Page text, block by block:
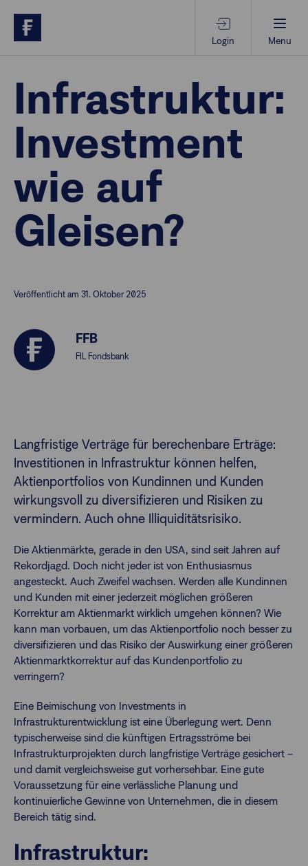
Login Menu
Beratungs-Tools
Anlagethemen
Anlagestrategien
Geschäftserfolg
Finanzberatende
Kontakt
Login
Infrastruktur:
Investment
wie auf
Gleisen?
Veröffentlicht am 31. Oktober 2025
FFB
FIL Fondsbank
Langfristige Verträge für berechenbare Erträge:
Investitionen in Infrastruktur können helfen,
Aktienportfolios von Kundinnen und Kunden
wirkungsvoll zu diversifizieren und Risiken zu
vermindern. Auch ohne Illiquiditätsrisiko.
Die Aktienmärkte, gerade in den USA, sind seit Jahren auf
Rekordjagd. Doch nicht jeder ist von Enthusiasmus
angesteckt. Auch Zweifel wachsen. Werden alle Kundinnen
und Kunden mit einer jederzeit möglichen größeren
Korrektur am Aktienmarkt wirklich umgehen können? Wie
kann man vorbauen, um das Aktienportfolio noch besser zu
diversifizieren und das Risiko der Auswirkung einer größeren
Aktienmarktkorrektur auf das Kundenportfolio zu
verringern?
Eine Beimischung von Investments in
Infrastrukturentwicklung ist eine Überlegung wert. Denn
typischerweise sind die künftigen Ertragsströme bei
Infrastrukturprojekten durch langfristige Verträge gesichert –
und damit vergleichsweise gut vorhersehbar. Eine gute
Voraussetzung für eine verlässliche Planung und
kontinuierliche Gewinne von Unternehmen, die in diesem
Bereich tätig sind.
Infrastruktur: